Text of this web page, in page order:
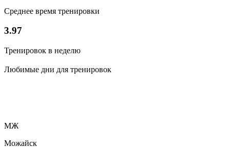
Среднее время тренировки
3.97
Тренировок в неделю
Любимые дни для тренировок
МЖ
Можайск